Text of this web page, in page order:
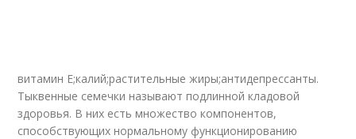
витамин Е;калий;растительные жиры;антидепрессанты.
Тыквенные семечки называют подлинной кладовой
здоровья. В них есть множество компонентов,
способствующих нормальному функционированию